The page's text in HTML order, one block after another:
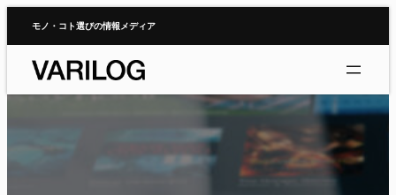
モノ・コト選びの情報メディア